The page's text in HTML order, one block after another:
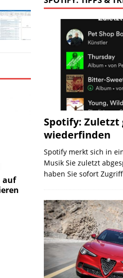
auf
Spotify: Zuletzt
wiederfinden
Spotify merkt sich in
Musik Sie zuletzt
haben Sie sofort